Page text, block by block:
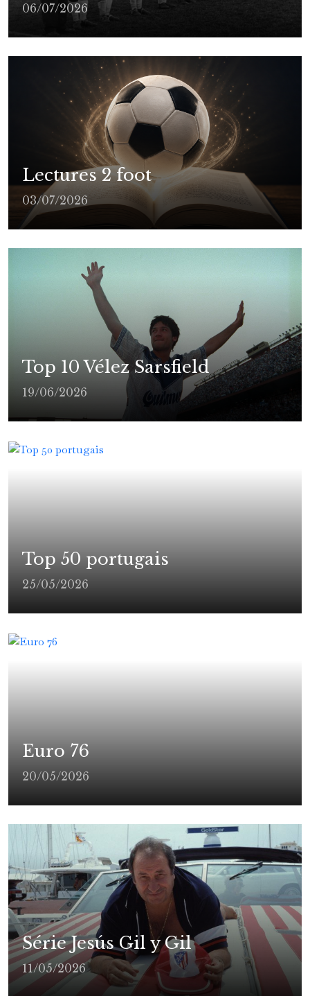
06/07/2026
Lectures 2 foot
03/07/2026
Top 10 Vélez Sarsfield
19/06/2026
Top 50 portugais
25/05/2026
Euro 76
20/05/2026
Série Jesús Gil y Gil
11/05/2026